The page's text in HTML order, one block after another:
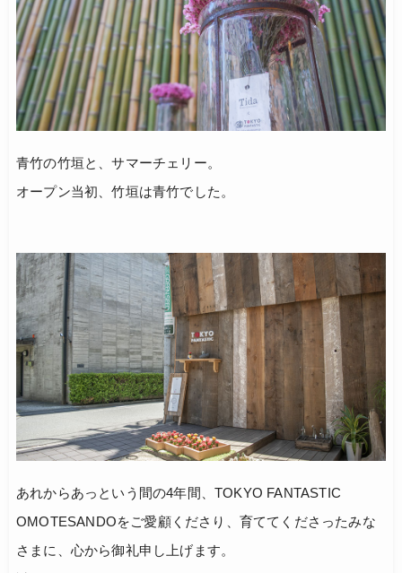
青竹の竹垣と、サマーチェリー。
オープン当初、竹垣は青竹でした。
あれからあっという間の4年間、TOKYO FANTASTIC
OMOTESANDOをご愛顧くださり、育ててくださったみな
さまに、心から御礼申し上げます。